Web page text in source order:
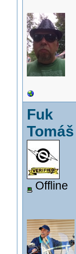
Fuk
Tomáš
Offline